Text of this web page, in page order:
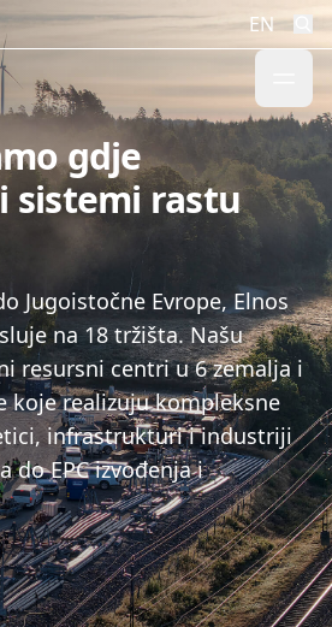
EN
gdje
sistemi rastu
Jugoistočne Evrope, Elnos
na 18 tržišta. Našu
resursni centri u 6 zemalja i
koje realizuju kompleksne
infrastrukturi i industriji
do EPC izvođenja i